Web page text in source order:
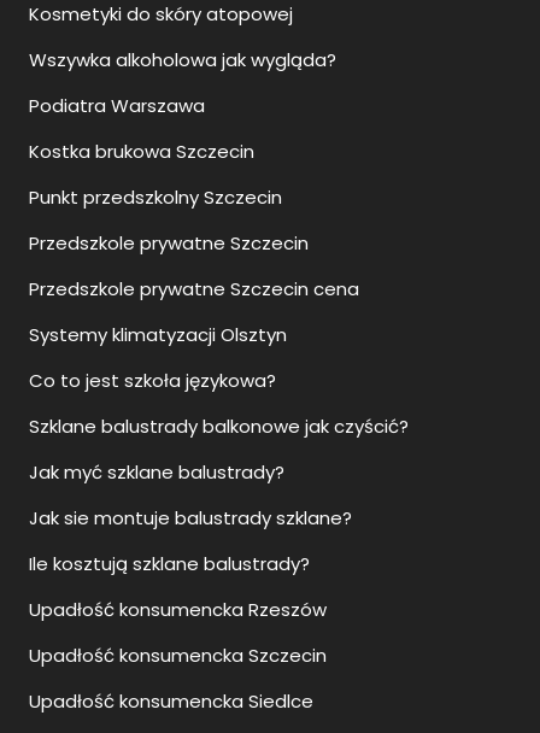
Kosmetyki do skóry atopowej
Wszywka alkoholowa jak wygląda?
Podiatra Warszawa
Kostka brukowa Szczecin
Punkt przedszkolny Szczecin
Przedszkole prywatne Szczecin
Przedszkole prywatne Szczecin cena
Systemy klimatyzacji Olsztyn
Co to jest szkoła językowa?
Szklane balustrady balkonowe jak czyścić?
Jak myć szklane balustrady?
Jak sie montuje balustrady szklane?
Ile kosztują szklane balustrady?
Upadłość konsumencka Rzeszów
Upadłość konsumencka Szczecin
Upadłość konsumencka Siedlce